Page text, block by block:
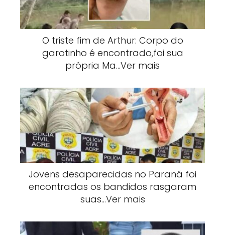
O triste fim de Arthur: Corpo do
garotinho é encontrado,foi sua
própria Ma…Ver mais
Jovens desaparecidas no Paraná foi
encontradas os bandidos rasgaram
suas…Ver mais